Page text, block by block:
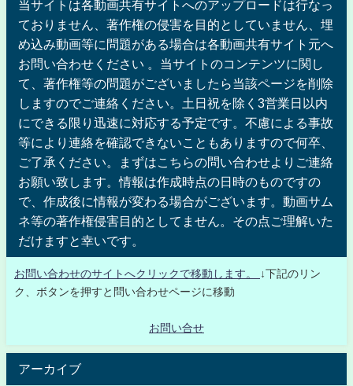
当サイトは各動画共有サイトへのアップロードは行なっ
ておりません、著作権の侵害を目的としていません、埋
め込み動画等に問題がある場合は各動画共有サイト元へ
お問い合わせください 。当サイトのコンテンツに関し
て、著作権等の問題がございましたら当該ページを削除
しますのでご連絡ください。土日祝を除く3営業日以内
にできる限り迅速に対応する予定です。不慮による事故
等により連絡を確認できないこともありますので何卒、
ご了承ください。まずはこちらの問い合わせよりご連絡
お願い致します。情報は作成時点の日時のものですの
で、作成後に情報が変わる場合がございます。動画サム
ネ等の著作権侵害目的としてません。その点ご理解いた
だけますと幸いです。
お問い合わせのサイトへクリックで移動します。
↓下記のリン
ク、ボタンを押すと問い合わせページに移動
お問い合せ
アーカイブ